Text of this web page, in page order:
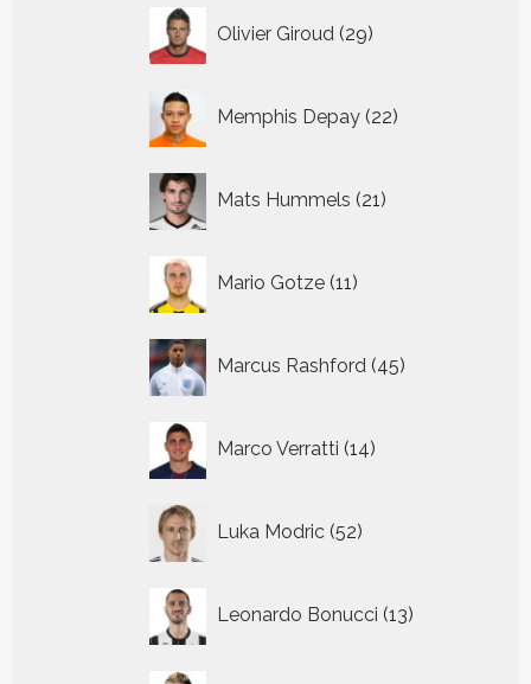
Olivier Giroud 29
producten
Memphis Depay 22
producten
Mats Hummels 21
producten
Mario Gotze 11
producten
Marcus Rashford 45
producten
Marco Verratti 14
producten
Luka Modric 52
producten
Leonardo Bonucci 13
producten